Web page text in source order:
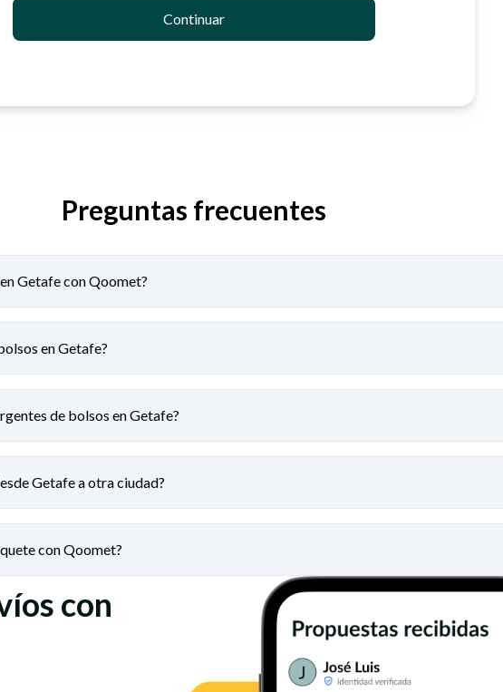
Continuar
Preguntas frecuentes
Getafe con Qoomet?
en Getafe?
de bolsos en Getafe?
Getafe a otra ciudad?
con Qoomet?
con